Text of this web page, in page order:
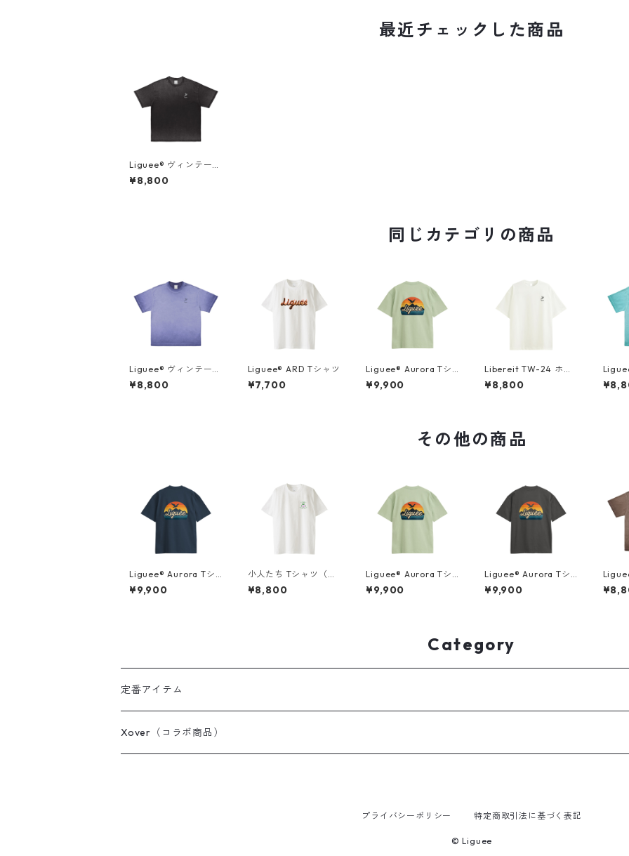
最近チェックした商品
Liguee®️ ヴィンテー
ジ・ニュアンス Tシャ
ツ（刺繍ロゴ）ブラッ
¥8,800
同じカテゴリの商品
Liguee®️ ヴィンテー
ジ・ニュアンス Tシャ
ツ（刺繍ロゴ）マリン
¥8,800
Liguee®️ ARD Tシャツ
¥7,700
Liguee®️ Aurora Tシ
ャツ（胸ロゴ刺繍&バ
ックプリント）
¥9,900
Libereit TW-24 ホワ
イト（刺繍）
¥8,800
ジ・
ツ（
その他の商品
Liguee®️ Aurora Tシ
ャツ（胸ロゴ刺繍&バ
ックプリント）
¥9,900
小人たち Tシャツ（胸
プリント）
¥8,800
Liguee®️ Aurora Tシ
ャツ（胸ロゴ刺繍&バ
ックプリント）
¥9,900
Liguee®️ Aurora Tシ
ャツ（胸ロゴ刺繍&バ
ックプリント）
¥9,900
ジ・
ツ（
Category
定番アイテム
Tシャツ / カットソー
Xover（コラボ商品）
プライバシーポリシー 特定商取引法に基づく表記
© Liguee